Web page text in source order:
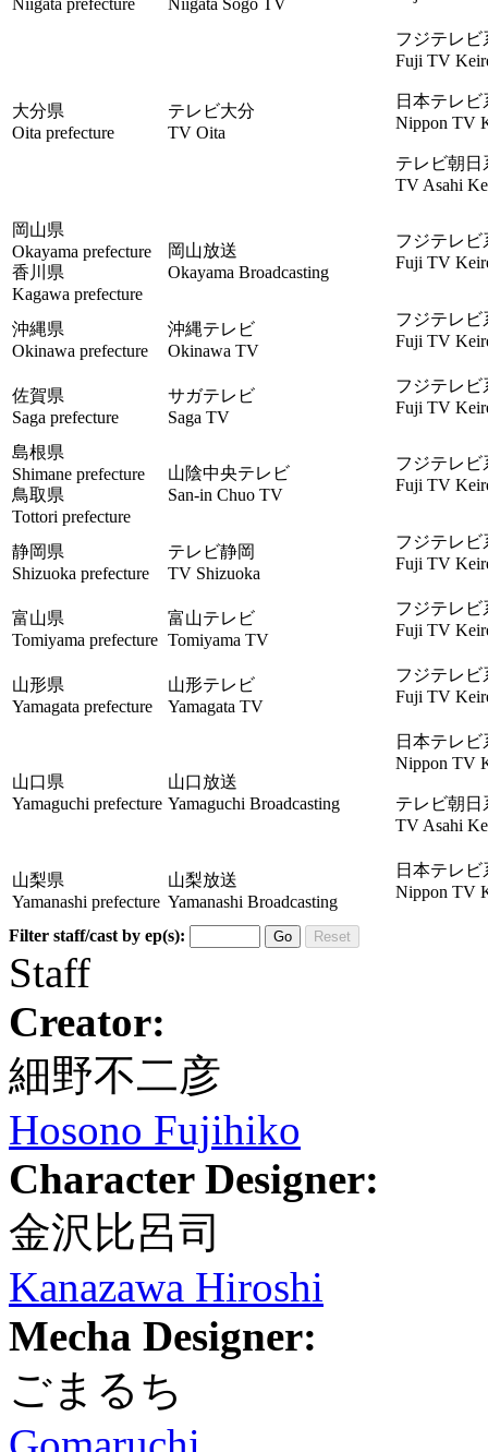
Niigata prefecture Niigata Sogo TV
大分県
Oita prefecture
テレビ大分
TV Oita
フジテレビ
Fuji TV
日本テレビ
Nippon TV
テレビ朝日
TV Asahi
岡山県
Okayama prefecture
香川県
Kagawa prefecture
岡山放送
Okayama Broadcasting
フジテレビ
Fuji TV
沖縄県
Okinawa prefecture
沖縄テレビ
Okinawa TV
フジテレビ
Fuji TV
佐賀県
Saga prefecture
サガテレビ
Saga TV
フジテレビ
Fuji TV
島根県
Shimane prefecture
鳥取県
Tottori prefecture
山陰中央テレビ
San-in Chuo TV
フジテレビ
Fuji TV
静岡県
Shizuoka prefecture
テレビ静岡
TV Shizuoka
フジテレビ
Fuji TV
富山県
Tomiyama prefecture
富山テレビ
Tomiyama TV
フジテレビ
Fuji TV
山形県
Yamagata prefecture
山形テレビ
Yamagata TV
フジテレビ
Fuji TV
山口県
Yamaguchi prefecture
山口放送
Yamaguchi Broadcasting
日本テレビ
Nippon TV
テレビ朝日
TV Asahi
山梨県
Yamanashi prefecture
山梨放送
Yamanashi Broadcasting
日本テレビ
Nippon TV
Filter staff/cast by ep(s): Go Reset
Staff
Creator:
細野不二彦
Hosono Fujihiko
Character Designer:
金沢比呂司
Kanazawa Hiroshi
Mecha Designer:
ごまるち